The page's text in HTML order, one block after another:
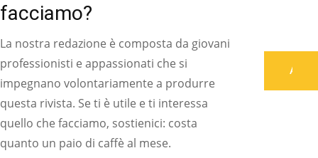
facciamo?
La nostra redazione è composta da giovani
professionisti e appassionati che si
impegnano volontariamente a produrre
questa rivista. Se ti è utile e ti interessa
quello che facciamo, sostienici: costa
quanto un paio di caffè al mese.